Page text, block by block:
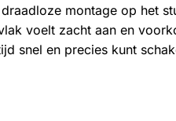
montage op het
voelt zacht aan en
snel en precies kunt